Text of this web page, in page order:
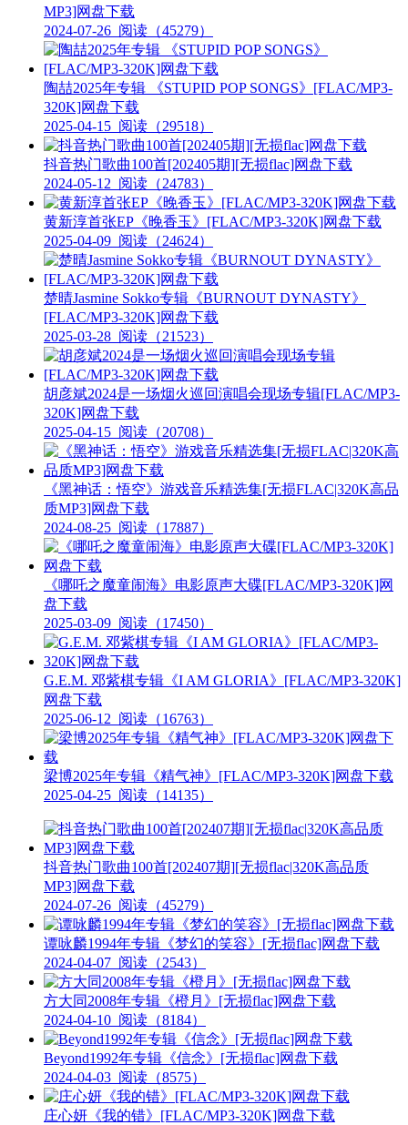
MP3]网盘下载
2024-07-26 阅读（45279）
陶喆2025年专辑 《STUPID POP SONGS》[FLAC/MP3-
320K]网盘下载
2025-04-15 阅读（29518）
抖音热门歌曲100首[202405期][无损flac]网盘下载
2024-05-12 阅读（24783）
黄新淳首张EP《晚香玉》[FLAC/MP3-320K]网盘下载
2025-04-09 阅读（24624）
楚晴Jasmine Sokko专辑《BURNOUT DYNASTY》
[FLAC/MP3-320K]网盘下载
2025-03-28 阅读（21523）
胡彦斌2024是一场烟火巡回演唱会现场专辑[FLAC/MP3-
320K]网盘下载
2025-04-15 阅读（20708）
《黑神话：悟空》游戏音乐精选集[无损FLAC|320K高品
质MP3]网盘下载
2024-08-25 阅读（17887）
《哪吒之魔童闹海》电影原声大碟[FLAC/MP3-320K]网
盘下载
2025-03-09 阅读（17450）
G.E.M. 邓紫棋专辑《I AM GLORIA》[FLAC/MP3-320K]
网盘下载
2025-06-12 阅读（16763）
梁博2025年专辑《精气神》[FLAC/MP3-320K]网盘下载
2025-04-25 阅读（14135）
抖音热门歌曲100首[202407期][无损flac|320K高品质
MP3]网盘下载
2024-07-26 阅读（45279）
谭咏麟1994年专辑《梦幻的笑容》[无损flac]网盘下载
2024-04-07 阅读（2543）
方大同2008年专辑《橙月》[无损flac]网盘下载
2024-04-10 阅读（8184）
Beyond1992年专辑《信念》[无损flac]网盘下载
2024-04-03 阅读（8575）
庄心妍《我的错》[FLAC/MP3-320K]网盘下载